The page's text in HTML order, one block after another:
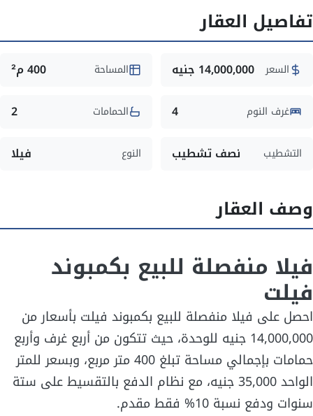
تفاصيل العقار
السعر 14,000,000 جنيه المساحة 400 م²
غرف النوم 4 الحمامات 2
التشطيب نصف تشطيب النوع فيلا
وصف العقار
فيلا منفصلة للبيع بكمبوند
فيلت
احصل على فيلا منفصلة للبيع بكمبوند فيلت بأسعار من
14,000,000 جنيه للوحدة، حيث تتكون من أربع غرف وأربع
حمامات بإجمالي مساحة تبلغ 400 متر مربع، وبسعر للمتر
الواحد 35,000 جنيه، مع نظام الدفع بالتقسيط على ستة
سنوات ودفع نسبة 10% فقط مقدم.